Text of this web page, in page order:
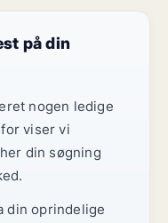
på din
nogen ledige
viser vi
din søgning
din oprindelige